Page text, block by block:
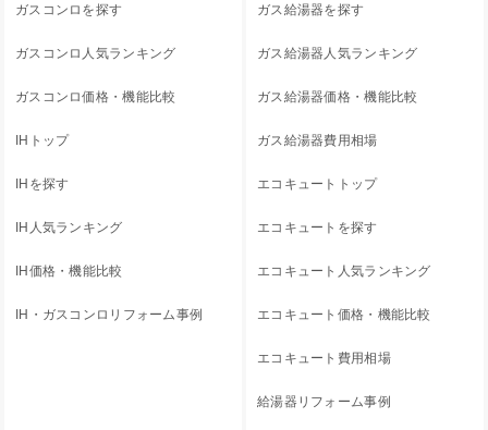
ガスコンロを探す
ガスコンロ人気ランキング
ガスコンロ価格・機能比較
IHトップ
IHを探す
IH人気ランキング
IH価格・機能比較
IH・ガスコンロリフォーム事例
ガス給湯器を探す
ガス給湯器人気ランキング
ガス給湯器価格・機能比較
ガス給湯器費用相場
エコキュートトップ
エコキュートを探す
エコキュート人気ランキング
エコキュート価格・機能比較
エコキュート費用相場
給湯器リフォーム事例